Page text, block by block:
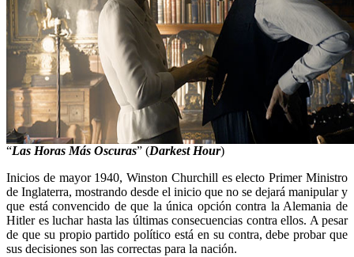
“Las Horas Más Oscuras” (Darkest Hour)
Inicios de mayor 1940, Winston Churchill es electo Primer Ministro
de Inglaterra, mostrando desde el inicio que no se dejará manipular y
que está convencido de que la única opción contra la Alemania de
Hitler es luchar hasta las últimas consecuencias contra ellos. A pesar
de que su propio partido político está en su contra, debe probar que
sus decisiones son las correctas para la nación.